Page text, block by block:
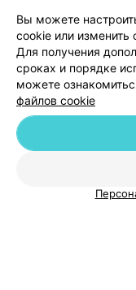
Вы можете
cookie или изменить
Для получения
сроках и порядке
можете
файлов cookie